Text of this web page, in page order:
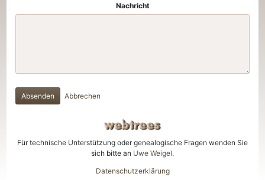
Nachricht
Absenden Abbrechen
Für technische Unterstützung oder genealogische Fragen wenden Sie
sich bitte an Uwe Weigel.
Datenschutzerklärung